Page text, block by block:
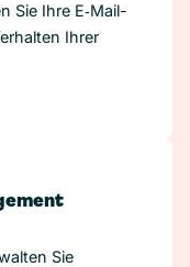
Sie Ihre E‑Mail-
Ihrer
Sie